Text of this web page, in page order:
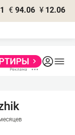
€ 94.06 ¥ 12.06